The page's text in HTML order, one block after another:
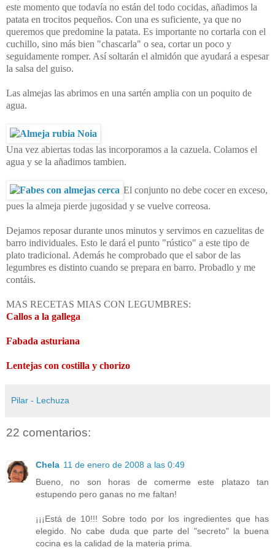
este momento que todavía no están del todo cocidas, añadimos la
patata en trocitos pequeños. Con una es suficiente, ya que no
queremos que predomine la patata. Es importante no cortarla con el
cuchillo, sino más bien "chascarla" o sea, cortar un poco y
seguidamente romper. Así soltarán el almidón que ayudará a espesar
la salsa del guiso.
Las almejas las abrimos en una sartén amplia con un poquito de
agua.
Una vez abiertas todas las incorporamos a la cazuela. Colamos el
agua y se la añadimos tambien.
El conjunto no debe cocer en exceso,
pues la almeja pierde jugosidad y se vuelve correosa.
Dejamos reposar durante unos minutos y servimos en cazuelitas de
barro individuales. Esto le dará el punto "rústico" a este tipo de
plato tradicional. Además he comprobado que el sabor de las
legumbres es distinto cuando se prepara en barro. Probadlo y me
contáis.
MAS RECETAS MIAS CON LEGUMBRES:
Callos a la gallega
Fabada asturiana
Lentejas con costilla y chorizo
Pilar - Lechuza
22 comentarios:
Chela 11 de enero de 2008 a las 0:49
Bueno, no son horas de comerme este platazo tan
estupendo pero ganas no me faltan!
¡¡¡Está de 10!!! Sobre todo por los ingredientes que has
elegido. No cabe duda que parte del "secreto" la buena
cocina es la calidad de la materia prima.